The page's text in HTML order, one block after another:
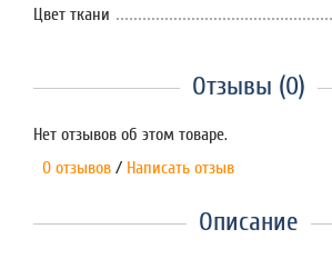
Цвет ткани
Отзывы (0)
Нет отзывов об этом товаре.
0 отзывов / Написать отзыв
Описание